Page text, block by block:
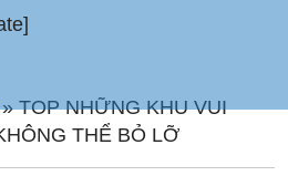
TOP NHỮNG KHU VUI
THỂ BỎ LỠ